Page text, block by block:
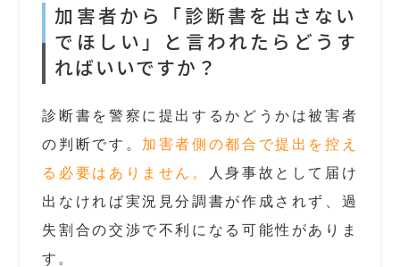
加害者から「診断書を出さない
でほしい」と言われたらどうす
ればいいですか？
診断書を警察に提出するかどうかは被害者
の判断です。 加害者側の都合で提出を控え
る必要はありません。
人身事故として届け
出なければ実況見分調書が作成されず、過
失割合の交渉で不利になる可能性がありま
す。